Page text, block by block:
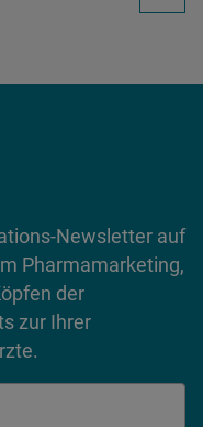
Newsletter auf
Pharmamarketing,
der
zur Ihrer